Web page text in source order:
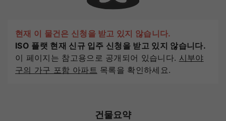
현재 이 물건은 신청을 받고 있지 않습니다.
ISO 플랫 현재 신규 입주 신청을 받고 있지 않습니다.
이 페이지는 참고용으로 공개되어 있습니다. 시부야
구의 가구 포함 아파트 목록을 확인하세요.
건물요약